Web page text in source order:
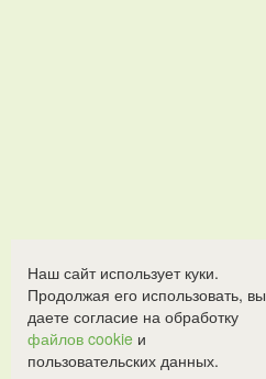
Наш сайт использует куки.
Продолжая его использовать, вы
даете согласие на обработку
файлов cookie и
пользовательских данных.